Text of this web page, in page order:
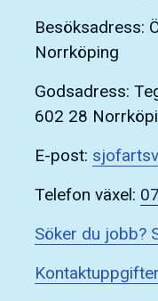
Besöksadress:
Norrköping
Godsadress:
602 28
E-post:
Telefon växel:
Söker du jobb?